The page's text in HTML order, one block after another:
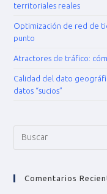
territoriales reales
Optimización de red de
punto
Atractores de tráfico:
Calidad del dato
datos “sucios”
Comentarios